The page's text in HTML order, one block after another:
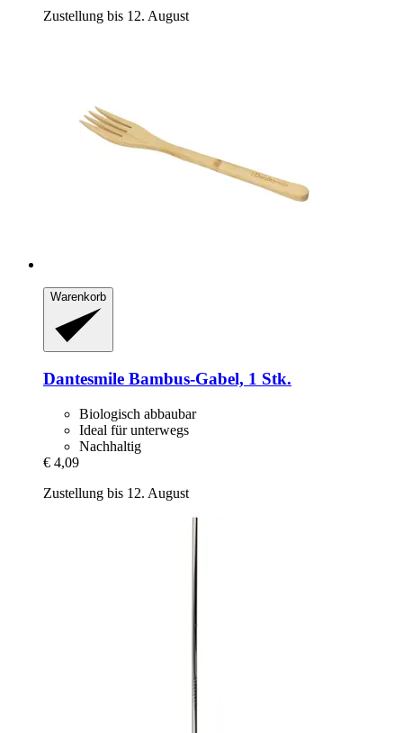
Zustellung bis 12. August
Warenkorb
Dantesmile Bambus-​Gabel, 1 Stk.
Biologisch abbaubar
Ideal für unterwegs
Nachhaltig
€ 4,09
Zustellung bis 12. August